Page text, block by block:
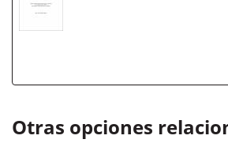
Otras opciones